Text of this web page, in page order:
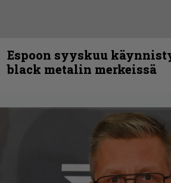
Espoon syyskuu
black metalin merkeissä